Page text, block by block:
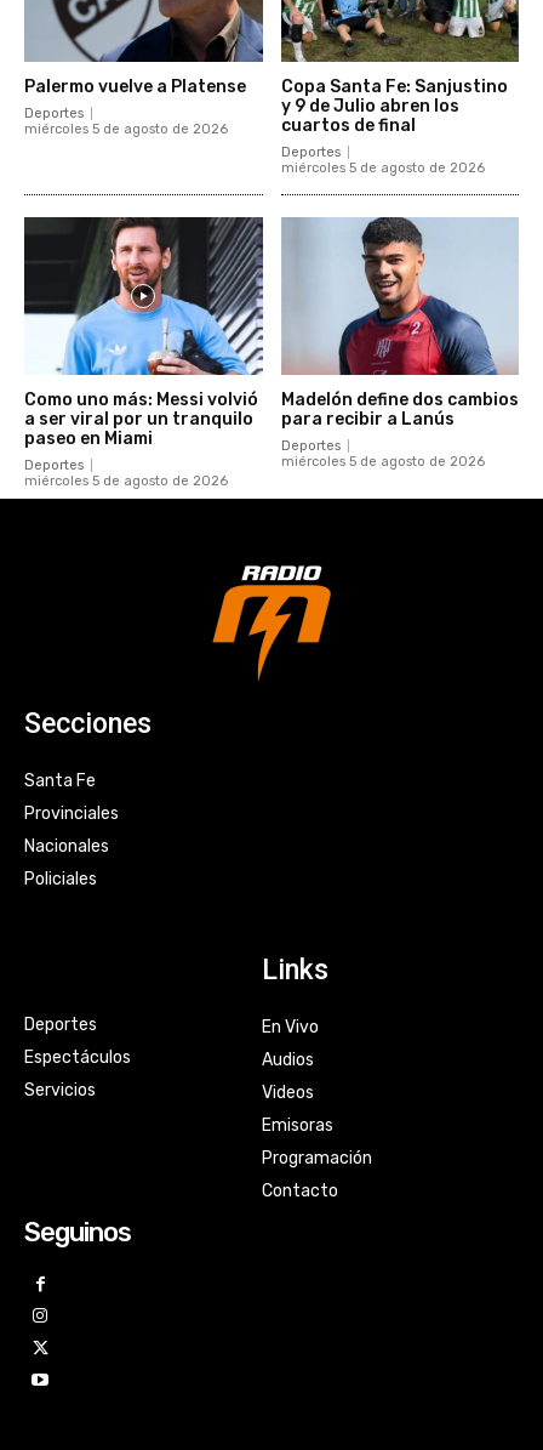
Palermo vuelve a Platense
Deportes
miércoles 5 de agosto de 2026
Copa Santa Fe: Sanjustino
y 9 de Julio abren los
cuartos de final
Deportes
miércoles 5 de agosto de 2026
Como uno más: Messi volvió
a ser viral por un tranquilo
paseo en Miami
Deportes
miércoles 5 de agosto de 2026
Madelón define dos cambios
para recibir a Lanús
Deportes
miércoles 5 de agosto de 2026
Secciones
Santa Fe
Provinciales
Nacionales
Policiales
Deportes
Espectáculos
Servicios
Links
En Vivo
Audios
Videos
Emisoras
Programación
Contacto
Seguinos